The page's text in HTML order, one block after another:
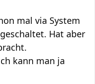
mal via System
Hat aber
kann man ja